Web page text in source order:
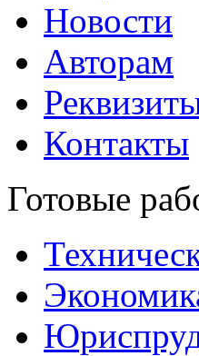
Новости
Авторам
Контакты
Готовые